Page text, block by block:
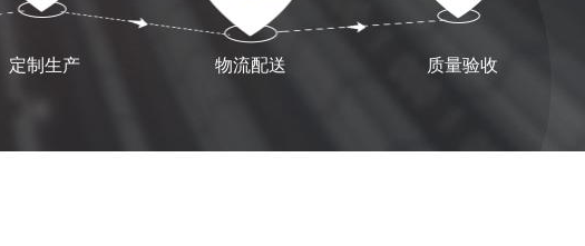
定制生产 物流配送 质量验收